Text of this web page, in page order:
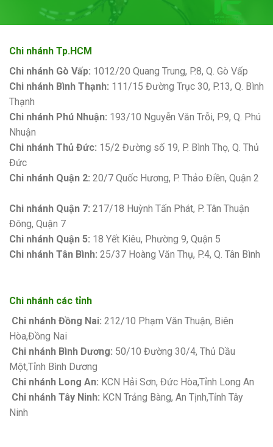
Chi nhánh Tp.HCM
Chi nhánh Gò Vấp: 1012/20 Quang Trung, P.8, Q. Gò Vấp
Chi nhánh Bình Thạnh: 111/15 Đường Trục 30, P.13, Q. Bình
Thạnh
Chi nhánh Phú Nhuận: 193/10 Nguyễn Văn Trỗi, P.9, Q. Phú
Nhuận
Chi nhánh Thủ Đức: 15/2 Đường số 19, P. Bình Thọ, Q. Thủ
Đức
Chi nhánh Quận 2: 20/7 Quốc Hương, P. Thảo Điền, Quận 2
Chi nhánh Quận 7: 217/18 Huỳnh Tấn Phát, P. Tân Thuận
Đông, Quận 7
Chi nhánh Quận 5: 18 Yết Kiêu, Phường 9, Quận 5
Chi nhánh Tân Bình: 25/37 Hoàng Văn Thụ, P.4, Q. Tân Bình
Chi nhánh các tỉnh
Chi nhánh Đồng Nai: 212/10 Phạm Văn Thuận, Biên
Hòa,Đồng Nai
Chi nhánh Bình Dương: 50/10 Đường 30/4, Thủ Dầu
Một,Tỉnh Bình Dương
Chi nhánh Long An: KCN Hải Sơn, Đức Hòa,Tỉnh Long An
Chi nhánh Tây Ninh: KCN Trảng Bàng, An Tịnh,Tỉnh Tây
Ninh